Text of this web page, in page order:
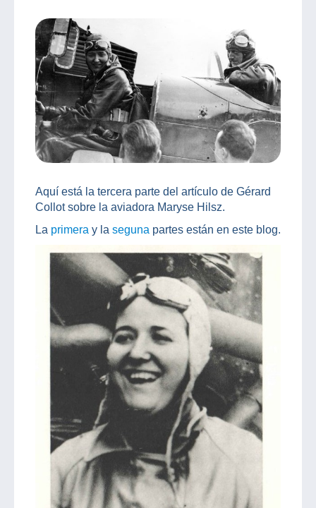
Aquí está la tercera parte del artículo de Gérard
Collot sobre la aviadora Maryse Hilsz.
La primera y la seguna partes están en este blog.